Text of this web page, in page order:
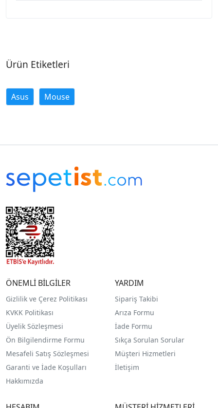
Ürün Etiketleri
Asus Mouse
ÖNEMLİ BİLGİLER
Gizlilik ve Çerez Politikası
KVKK Politikası
Üyelik Sözleşmesi
Ön Bilgilendirme Formu
Mesafeli Satış Sözleşmesi
Garanti ve İade Koşulları
Hakkımızda
YARDIM
Sipariş Takibi
Arıza Formu
İade Formu
Sıkça Sorulan Sorular
Müşteri Hizmetleri
İletişim